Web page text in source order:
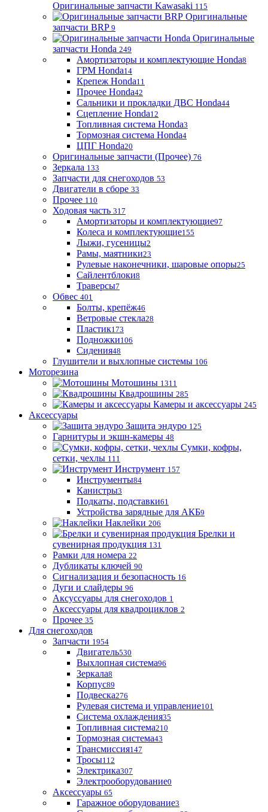
Оригинальные запчасти Kawasaki 115
Оригинальные
запчасти BRP 9
Оригинальные
запчасти Honda 249
Амортизаторы и комплектующие Honda8
ГРМ Honda14
Крепеж Honda11
Прочее Honda42
Сальники и прокладки ДВС Honda44
Сцепление Honda12
Топливная система Honda3
Тормозная система Honda4
ЦПГ Honda20
Оригинальные запчасти (Прочее) 76
Зеркала 133
Запчасти для снегоходов 53
Двигатели в сборе 33
Прочее 110
Ходовая часть 317
Амортизаторы и комплектующие97
Колеса и комплектующие155
Лыжи, гусеницы2
Рамы, маятники23
Рулевые наконечники, шаровые опоры25
Сайлентблоки8
Траверсы7
Обвес 401
Болты, крепёж46
Ветровые стекла28
Пластик173
Подножки106
Сидения48
Глушители и выхлопные системы 106
Моторезина
Мотошины 1311
Квадрошины 285
Камеры и аксессуары 245
Аксессуары
Защита эндуро 125
Гарнитуры и экшн-камеры 48
Сумки, кофры,
сетки, чехлы 111
Инструмент 157
Инструменты84
Канистры3
Подкаты, подставки61
Устройства зарядные для АКБ9
Наклейки 206
Брелки и
сувенирная продукция 131
Рамки для номера 22
Дубликаты ключей 90
Сигнализация и безопасность 16
Дуги и слайдеры 96
Аксуссуары для снегоходов 1
Аксессуары для квадроциклов 2
Прочее 35
Для снегоходов
Запчасти 1954
Двигатель530
Выхлопная система96
Зеркала8
Корпус89
Подвеска276
Рулевая система и управление101
Система охлаждения35
Топливная система210
Тормозная система43
Трансмиссия147
Тросы112
Электрика307
Электрооборудование0
Аксессуары 65
Гаражное оборудование3